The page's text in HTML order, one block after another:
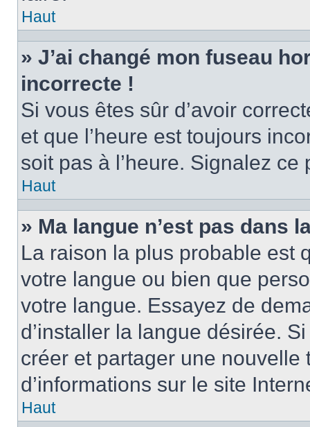
Haut
» J’ai changé mon fuseau
incorrecte !
Si vous êtes sûr d’avoir
et que l’heure est toujours
soit pas à l’heure. Signalez
Haut
» Ma langue n’est pas dans
La raison la plus probable est
votre langue ou bien que
votre langue. Essayez de
d’installer la langue désirée.
créer et partager une
d’informations sur le site
Haut